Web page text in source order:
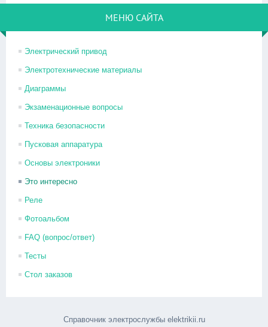
МЕНЮ САЙТА
Электрический привод
Электротехнические материалы
Диаграммы
Экзаменационные вопросы
Техника безопасности
Пусковая аппаратура
Основы электроники
Это интересно
Реле
Фотоальбом
FAQ (вопрос/ответ)
Тесты
Стол заказов
Справочник электрослужбы elektrikii.ru